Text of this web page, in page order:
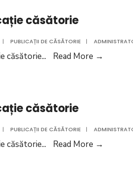
MIU
GHEORGHE
și
CHIFOR
căsătorie
| PUBLICAȚII DE CĂSĂTORIE |
căsătorie... Read More →
căsătorie
| PUBLICAȚII DE CĂSĂTORIE |
căsătorie... Read More →